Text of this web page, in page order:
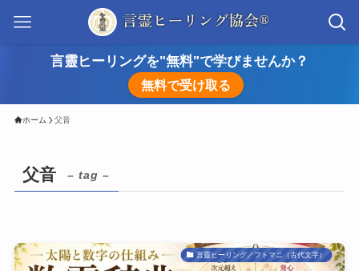
言靈ヒーリングを"無料"で学びませんか？
無料で受け取る
ホーム 父音
父音 – tag –
言靈ヒーリング／フトマニ（古代文字）